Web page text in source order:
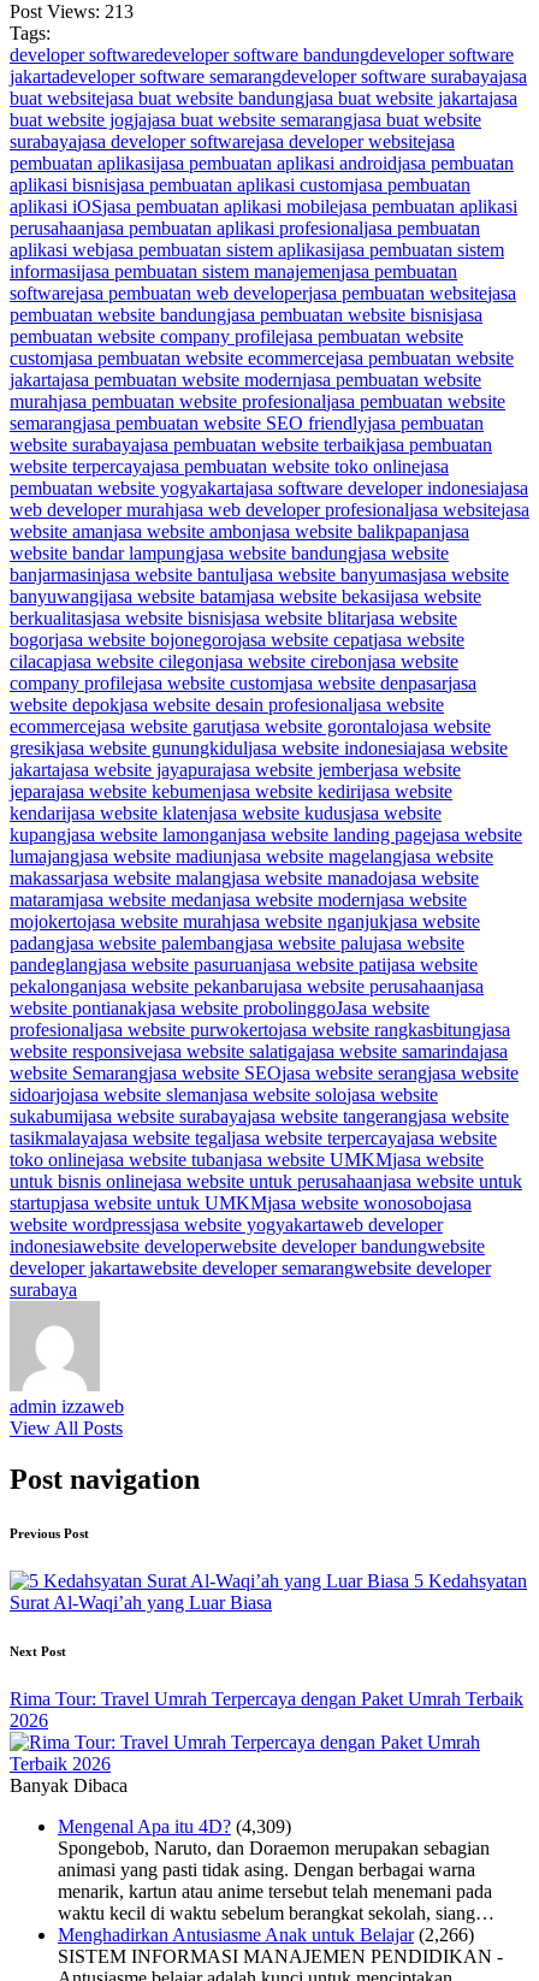
Post Views: 213
Tags:
developer softwaredeveloper software bandungdeveloper software
jakartadeveloper software semarangdeveloper software surabayajasa
buat websitejasa buat website bandungjasa buat website jakartajasa
buat website jogjajasa buat website semarangjasa buat website
surabayajasa developer softwarejasa developer websitejasa
pembuatan aplikasijasa pembuatan aplikasi androidjasa pembuatan
aplikasi bisnisjasa pembuatan aplikasi customjasa pembuatan
aplikasi iOSjasa pembuatan aplikasi mobilejasa pembuatan aplikasi
perusahaanjasa pembuatan aplikasi profesionaljasa pembuatan
aplikasi webjasa pembuatan sistem aplikasijasa pembuatan sistem
informasijasa pembuatan sistem manajemenjasa pembuatan
softwarejasa pembuatan web developerjasa pembuatan websitejasa
pembuatan website bandungjasa pembuatan website bisnisjasa
pembuatan website company profilejasa pembuatan website
customjasa pembuatan website ecommercejasa pembuatan website
jakartajasa pembuatan website modernjasa pembuatan website
murahjasa pembuatan website profesionaljasa pembuatan website
semarangjasa pembuatan website SEO friendlyjasa pembuatan
website surabayajasa pembuatan website terbaikjasa pembuatan
website terpercayajasa pembuatan website toko onlinejasa
pembuatan website yogyakartajasa software developer indonesiajasa
web developer murahjasa web developer profesionaljasa websitejasa
website amanjasa website ambonjasa website balikpapanjasa
website bandar lampungjasa website bandungjasa website
banjarmasinjasa website bantuljasa website banyumasjasa website
banyuwangijasa website batamjasa website bekasijasa website
berkualitasjasa website bisnisjasa website blitarjasa website
bogorjasa website bojonegorojasa website cepatjasa website
cilacapjasa website cilegonjasa website cirebonjasa website
company profilejasa website customjasa website denpasarjasa
website depokjasa website desain profesionaljasa website
ecommercejasa website garutjasa website gorontalojasa website
gresikjasa website gunungkiduljasa website indonesiajasa website
jakartajasa website jayapurajasa website jemberjasa website
jeparajasa website kebumenjasa website kedirijasa website
kendarijasa website klatenjasa website kudusjasa website
kupangjasa website lamonganjasa website landing pagejasa website
lumajangjasa website madiunjasa website magelangjasa website
makassarjasa website malangjasa website manadojasa website
mataramjasa website medanjasa website modernjasa website
mojokertojasa website murahjasa website nganjukjasa website
padangjasa website palembangjasa website palujasa website
pandeglangjasa website pasuruanjasa website patijasa website
pekalonganjasa website pekanbarujasa website perusahaanjasa
website pontianakjasa website probolinggoJasa website
profesionaljasa website purwokertojasa website rangkasbitungjasa
website responsivejasa website salatigajasa website samarindajasa
website Semarangjasa website SEOjasa website serangjasa website
sidoarjojasa website slemanjasa website solojasa website
sukabumijasa website surabayajasa website tangerangjasa website
tasikmalayajasa website tegaljasa website terpercayajasa website
toko onlinejasa website tubanjasa website UMKMjasa website
untuk bisnis onlinejasa website untuk perusahaanjasa website untuk
startupjasa website untuk UMKMjasa website wonosobojasa
website wordpressjasa website yogyakartaweb developer
indonesiawebsite developerwebsite developer bandungwebsite
developer jakartawebsite developer semarangwebsite developer
surabaya
admin izzaweb
View All Posts
Post navigation
Previous Post
5 Kedahsyatan
Surat Al-Waqi’ah yang Luar Biasa
Next Post
Rima Tour: Travel Umrah Terpercaya dengan Paket Umrah Terbaik
2026
Banyak Dibaca
Mengenal Apa itu 4D? (4,309)
Spongebob, Naruto, dan Doraemon merupakan sebagian
animasi yang pasti tidak asing. Dengan berbagai warna
menarik, kartun atau anime tersebut telah menemani pada
waktu kecil di waktu sebelum berangkat sekolah, siang…
Menghadirkan Antusiasme Anak untuk Belajar (2,266)
SISTEM INFORMASI MANAJEMEN PENDIDIKAN -